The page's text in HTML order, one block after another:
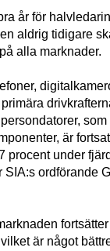
år för
aldrig tidigare
alla marknader.
som
är
procent under
SIA:s ordförande
är något